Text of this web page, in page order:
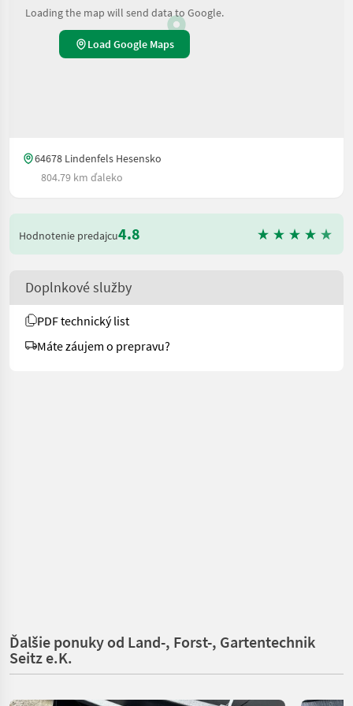
Loading the map will send data to Google.
Load Google Maps
64678 Lindenfels Hesensko
804.79 km ďaleko
Hodnotenie predajcu4.8
Doplnkové služby
PDF technický list
Máte záujem o prepravu?
Ďalšie ponuky od Land-, Forst-, Gartentechnik
Seitz e.K.